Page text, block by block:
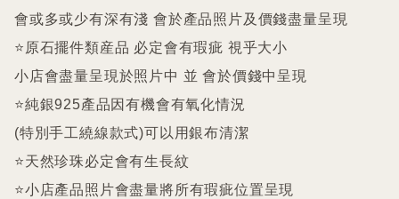
會或多或少有深有淺 會於產品照片及價錢盡量呈現
⭐️原石擺件類産品 必定會有瑕疵 視乎大小
小店會盡量呈現於照片中 並 會於價錢中呈現
⭐️純銀925產品因有機會有氧化情況
(特別手工繞線款式)可以用銀布清潔
⭐️天然珍珠必定會有生長紋
⭐️小店產品照片會盡量將所有瑕疵位置呈現